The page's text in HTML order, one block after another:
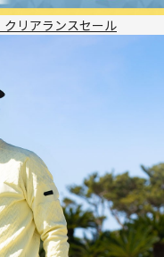
クリアランスセール